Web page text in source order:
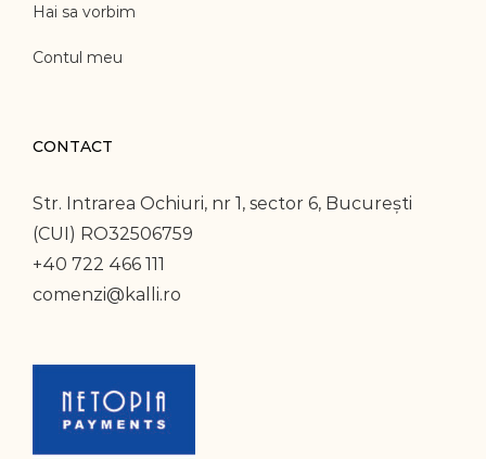
Hai sa vorbim
Contul meu
CONTACT
Str. Intrarea Ochiuri, nr 1, sector 6, București
(CUI) RO32506759
+40 722 466 111
comenzi@kalli.ro